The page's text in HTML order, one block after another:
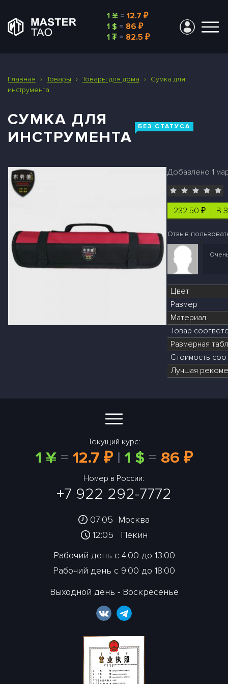
1 ¥ = 12.7 ₽
1 $ = 86 ₽
1 ₮= 82.5 ₽
Главная › Товары › Товары для дома › Сумка для
инструмента
СУМКА ДЛЯ
ИНСТРУМЕНТА
БЕЗ СТАТУСА
Добавлено 1
232.50 ₽ В
Отзыв
Цвет
Размер
Материал
Товар
Размерная
Стоимость
Лучшая
Текущий курс:
1 ¥= 12.7 ₽| 1 $ = 86 ₽
Номер в России:
+7 922 292-7772
07:05 Москва
12:05
Пекин
Рабочий день с 4:00 до 13:00
Рабочий день с 9:00 до 18:00
Выходной день - Воскресенье